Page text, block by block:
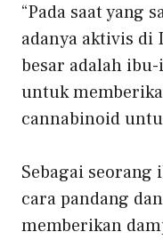
“Pada saat yang
adanya aktivis di
besar adalah
untuk
cannabinoid
Sebagai
cara pandang
memberikan